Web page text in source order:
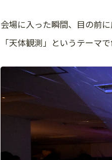
会場に入った瞬間、目の前
「天体観測」というテーマ